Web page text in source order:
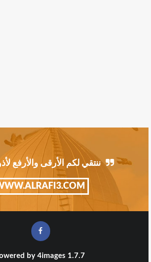
ننتقي لكم الأرقى والأرفع
by 4images 1.7.7